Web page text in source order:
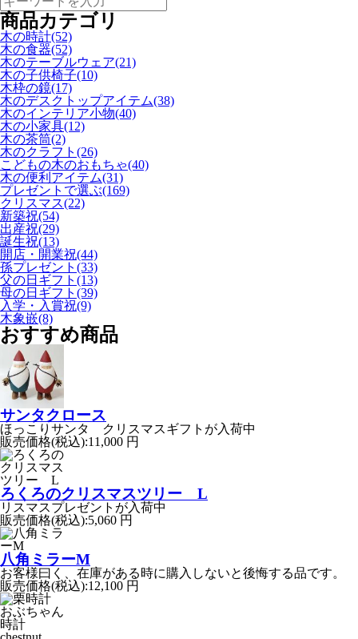
商品カテゴリ
木の時計(52)
木の食器(52)
木のテーブルウェア(21)
木の子供椅子(10)
木枠の鏡(17)
木のデスクトップアイテム(38)
木のインテリア小物(40)
木の小家具(12)
木の茶筒(2)
木のクラフト(26)
こどもの木のおもちゃ(40)
木の便利アイテム(31)
プレゼントで選ぶ(169)
クリスマス(22)
新築祝(54)
出産祝(29)
誕生祝(13)
開店・開業祝(44)
孫プレゼント(33)
父の日ギフト(13)
母の日ギフト(39)
入学・入賞祝(9)
木象嵌(8)
おすすめ商品
サンタクロース
ほっこりサンタ クリスマスギフトが入荷中
販売価格(税込):11,000 円
ろくろのクリスマスツリー L
リスマスプレゼントが入荷中
販売価格(税込):5,060 円
八角ミラーM
お客様曰く、在庫がある時に購入しないと後悔する品です。
販売価格(税込):12,100 円